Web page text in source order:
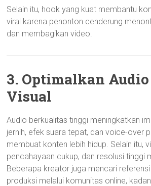
Selain itu, hook yang kuat membantu
viral karena penonton cenderung
dan membagikan video.
3. Optimalkan
Visual
Audio berkualitas tinggi meningkatkan
jernih, efek suara tepat, dan voice-over
membuat konten lebih hidup. Selain itu,
pencahayaan cukup, dan resolusi tinggi
Beberapa kreator juga mencari
produksi melalui komunitas online,